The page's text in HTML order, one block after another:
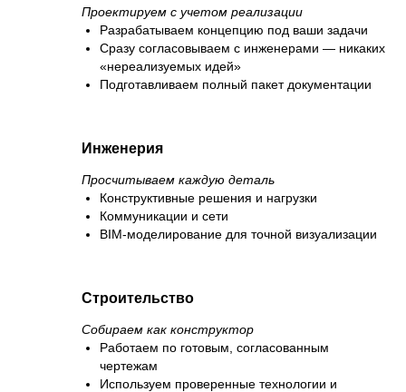
Проектируем с учетом реализации
Разрабатываем концепцию под ваши задачи
Сразу согласовываем с инженерами — никаких
«нереализуемых идей»
Подготавливаем полный пакет документации
Инженерия
Просчитываем каждую деталь
Конструктивные решения и нагрузки
Коммуникации и сети
BIM-моделирование для точной визуализации
Строительство
Собираем как конструктор
Работаем по готовым, согласованным
чертежам
Используем проверенные технологии и